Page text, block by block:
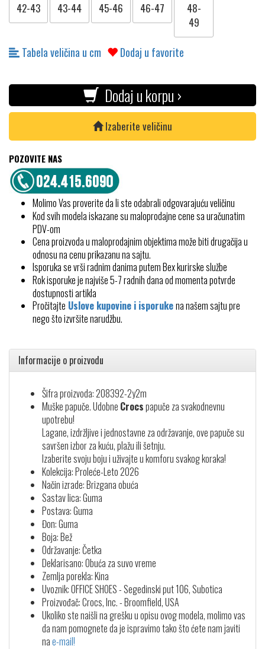
42-43 43-44 45-46 46-47
48-
49
Tabela veličina u cm Dodaj u favorite
Dodaj u korpu ›
Izaberite veličinu
POZOVITE NAS
Molimo Vas proverite da li ste odabrali odgovarajuću veličinu
Kod svih modela iskazane su maloprodajne cene sa uračunatim
PDV-om
Cena proizvoda u maloprodajnim objektima može biti drugačija u
odnosu na cenu prikazanu na sajtu.
Isporuka se vrši radnim danima putem Bex kurirske službe
Rok isporuke je najviše 5-7 radnih dana od momenta potvrde
dostupnosti artikla
Pročitajte Uslove kupovine i isporukena našem sajtu pre
nego što izvršite narudžbu.
Informacije o proizvodu
Šifra proizvoda: 208392-2y2m
Muške papuče. Udobne Crocspapuče za svakodnevnu
upotrebu!
Lagane, izdržljive i jednostavne za održavanje, ove papuče su
savršen izbor za kuću, plažu ili šetnju.
Izaberite svoju boju i uživajte u komforu svakog koraka!
Kolekcija: Proleće-Leto 2026
Način izrade: Brizgana obuća
Sastav lica: Guma
Postava: Guma
Đon: Guma
Boja: Bež
Održavanje: Četka
Deklarisano: Obuća za suvo vreme
Zemlja porekla: Kina
Uvoznik: OFFICE SHOES - Segedinski put 106, Subotica
Proizvođač: Crocs, Inc. - Broomfield, USA
Ukoliko ste naišli na grešku u opisu ovog modela, molimo vas
da nam pomognete da je ispravimo tako što ćete nam javiti
nae-mail!